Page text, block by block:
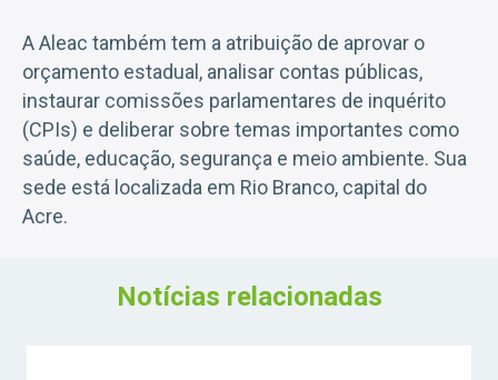
A Aleac também tem a atribuição de aprovar o
orçamento estadual, analisar contas públicas,
instaurar comissões parlamentares de inquérito
(CPIs) e deliberar sobre temas importantes como
saúde, educação, segurança e meio ambiente. Sua
sede está localizada em Rio Branco, capital do
Acre.
Notícias relacionadas